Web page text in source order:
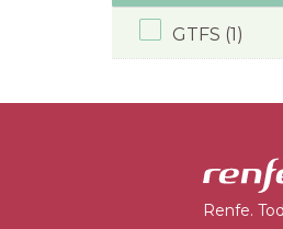
GTFS (1)
Renfe.